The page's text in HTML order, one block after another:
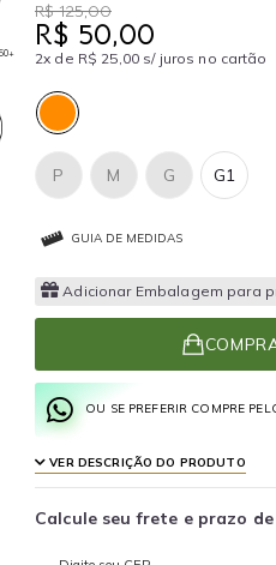
R$ 125,00
R$ 50,00
2x de R$ 25,00 s/ juros no cartão
G1
G
M
P
GUIA DE MEDIDAS
Adicionar Embalagem para
OU SE PREFERIR COMPRE
VER DESCRIÇÃO DO PRODUTO
Calcule seu frete e prazo